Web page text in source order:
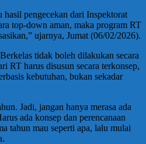
pengecekan dari Inspektorat
top-down aman, maka program RT
ujarnya, Jumat (06/02/2026).
tidak boleh dilakukan secara
RT harus disusun secara terkonsep,
kebutuhan, bukan sekadar
Jadi, jangan hanya merasa ada
ada konsep dan perencanaan
tahun mau seperti apa, lalu mulai